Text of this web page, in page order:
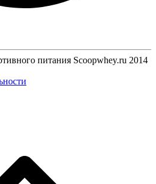
питания Scoopwhey.ru 2014